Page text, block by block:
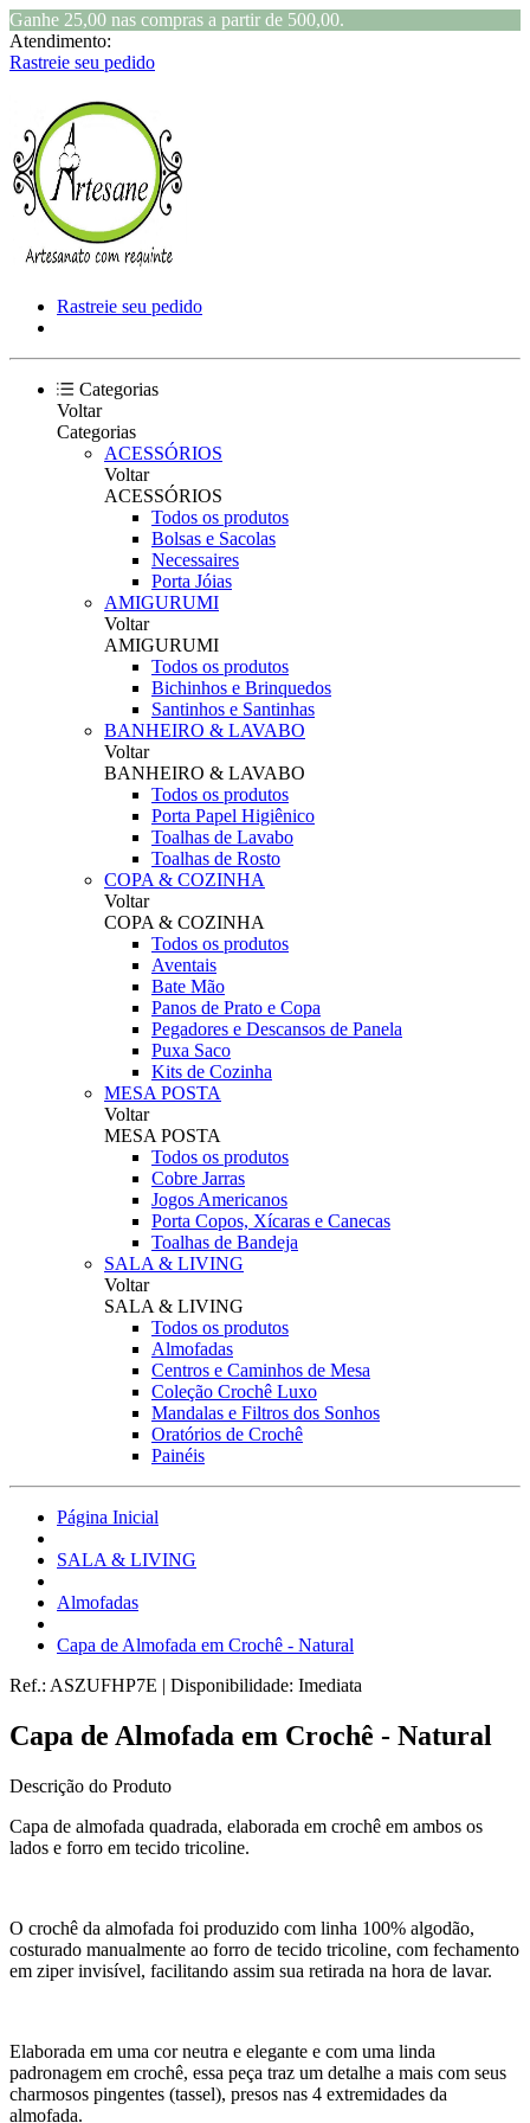
Ganhe 25,00 nas compras a partir de 500,00.
Atendimento:
Rastreie seu pedido
Rastreie seu pedido
Categorias
Voltar
Categorias
ACESSÓRIOS
Voltar
ACESSÓRIOS
Todos os produtos
Bolsas e Sacolas
Necessaires
Porta Jóias
AMIGURUMI
Voltar
AMIGURUMI
Todos os produtos
Bichinhos e Brinquedos
Santinhos e Santinhas
BANHEIRO & LAVABO
Voltar
BANHEIRO & LAVABO
Todos os produtos
Porta Papel Higiênico
Toalhas de Lavabo
Toalhas de Rosto
COPA & COZINHA
Voltar
COPA & COZINHA
Todos os produtos
Aventais
Bate Mão
Panos de Prato e Copa
Pegadores e Descansos de Panela
Puxa Saco
Kits de Cozinha
MESA POSTA
Voltar
MESA POSTA
Todos os produtos
Cobre Jarras
Jogos Americanos
Porta Copos, Xícaras e Canecas
Toalhas de Bandeja
SALA & LIVING
Voltar
SALA & LIVING
Todos os produtos
Almofadas
Centros e Caminhos de Mesa
Coleção Crochê Luxo
Mandalas e Filtros dos Sonhos
Oratórios de Crochê
Painéis
Página Inicial
SALA & LIVING
Almofadas
Capa de Almofada em Crochê - Natural
Ref.: ASZUFHP7E | Disponibilidade: Imediata
Capa de Almofada em Crochê - Natural
Descrição do Produto
Capa de almofada quadrada, elaborada em crochê em ambos os
lados e forro em tecido tricoline.
O crochê da almofada foi produzido com linha 100% algodão,
costurado manualmente ao forro de tecido tricoline, com fechamento
em ziper invisível, facilitando assim sua retirada na hora de lavar.
Elaborada em uma cor neutra e elegante e com uma linda
padronagem em crochê, essa peça traz um detalhe a mais com seus
charmosos pingentes (tassel), presos nas 4 extremidades da
almofada.